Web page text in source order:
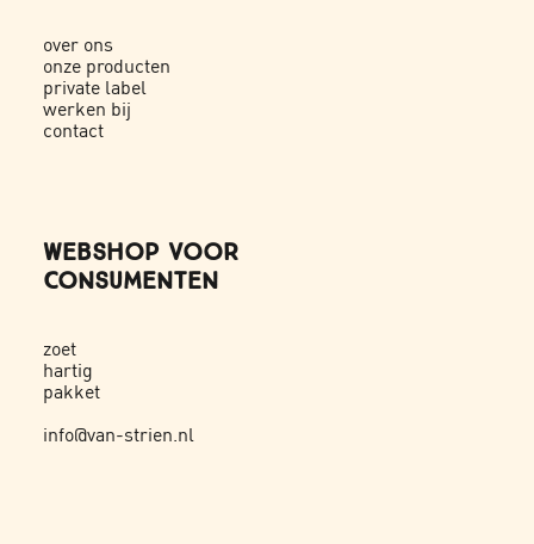
over ons
onze producten
private label
werken bij
contact
WEBSHOP VOOR
CONSUMENTEN
zoet
hartig
pakket
info@van-strien.nl